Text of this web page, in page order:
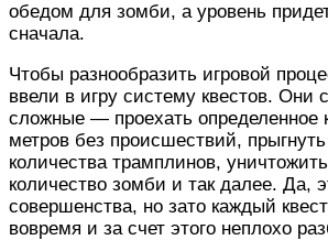
обедом для зомби, а уровень
сначала.
Чтобы разнообразить игровой
ввели в игру систему квестов. Они
сложные — проехать определенное
метров без происшествий,
количества трамплинов,
количество зомби и так далее. Да,
совершенства, но зато каждый
вовремя и за счет этого неплохо